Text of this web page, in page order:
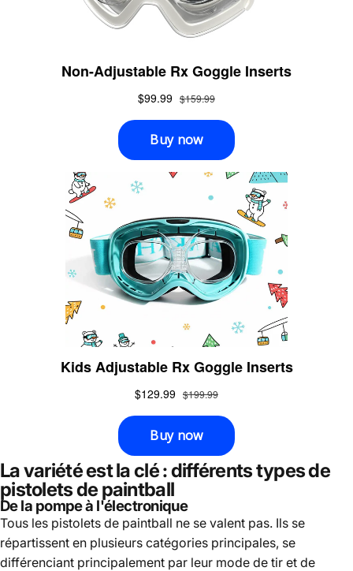
La variété est la clé : différents types de
pistolets de paintball
De la pompe à l'électronique
Tous les pistolets de paintball ne se valent pas. Ils se
répartissent en plusieurs catégories principales, se
différenciant principalement par leur mode de tir et de